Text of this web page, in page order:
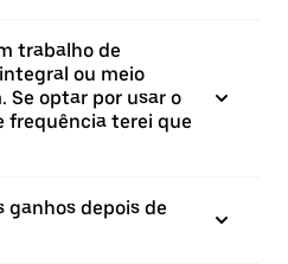
trabalho de
ou meio
Se optar por usar o
frequência terei que
ganhos depois de